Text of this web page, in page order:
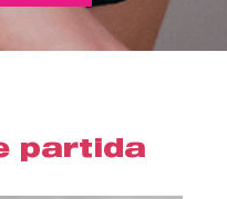
partida